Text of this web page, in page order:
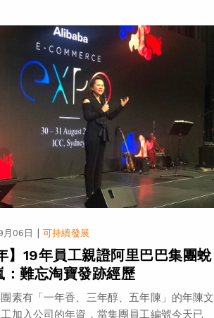
月06日 | 可持續發展
】19年員工親證阿里巴巴集團蛻
難忘淘寶發跡經歷
素有「一年香、三年醇、五年陳」的年陳文
加入公司的年資，當集團員工編號今天已